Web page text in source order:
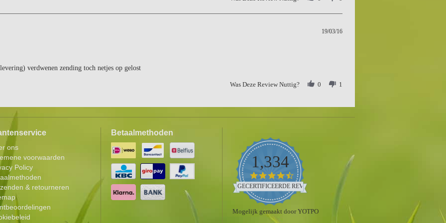
19/03/16
verdwenen zending toch netjes op gelost
Was Deze Review Nuttig? 0 1
ons
voorwaarden
Policy
& retourneren
Betaalmethoden
1,334
4.5
star
rating
GECERTIFICEERDE REVIEWS
Mogelijk gemaakt door YOTPO